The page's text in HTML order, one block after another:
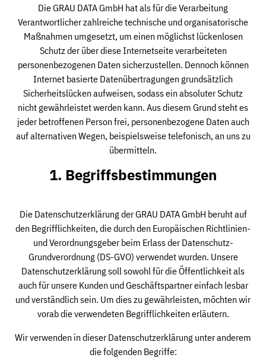
Die GRAU DATA GmbH hat als für die Verarbeitung
Verantwortlicher zahlreiche technische und organisatorische
Maßnahmen umgesetzt, um einen möglichst lückenlosen
Schutz der über diese Internetseite verarbeiteten
personenbezogenen Daten sicherzustellen. Dennoch können
Internet basierte Datenübertragungen grundsätzlich
Sicherheitslücken aufweisen, sodass ein absoluter Schutz
nicht gewährleistet werden kann. Aus diesem Grund steht es
jeder betroffenen Person frei, personenbezogene Daten auch
auf alternativen Wegen, beispielsweise telefonisch, an uns zu
übermitteln.
1. Begriffsbestimmungen
Die Datenschutzerklärung der GRAU DATA GmbH beruht auf
den Begrifflichkeiten, die durch den Europäischen Richtlinien-
und Verordnungsgeber beim Erlass der Datenschutz-
Grundverordnung (DS-GVO) verwendet wurden. Unsere
Datenschutzerklärung soll sowohl für die Öffentlichkeit als
auch für unsere Kunden und Geschäftspartner einfach lesbar
und verständlich sein. Um dies zu gewährleisten, möchten wir
vorab die verwendeten Begrifflichkeiten erläutern.
Wir verwenden in dieser Datenschutzerklärung unter anderem
die folgenden Begriffe: